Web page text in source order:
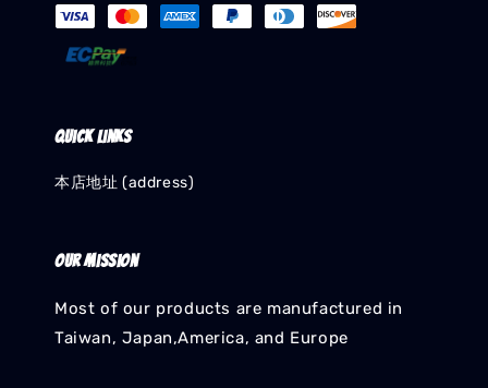
Quick links
本店地址 (address)
Our mission
Most of our products are manufactured in
Taiwan, Japan,America, and Europe